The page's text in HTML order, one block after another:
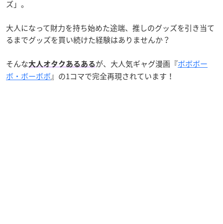
ズ」。
大人になって財力を持ち始めた途端、推しのグッズを引き当て
るまでグッズを買い続けた経験はありませんか？
そんな大人オタクあるある が、大人気ギャグ漫画『ボボボー
ボ・ボーボボ』の1コマで完全再現されています！